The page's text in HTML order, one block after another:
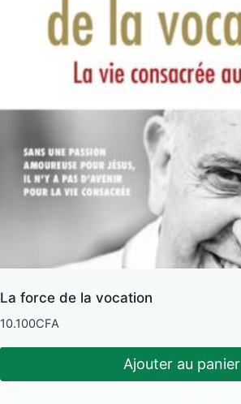
La force de la vocation
10.100CFA
Ajouter au panier